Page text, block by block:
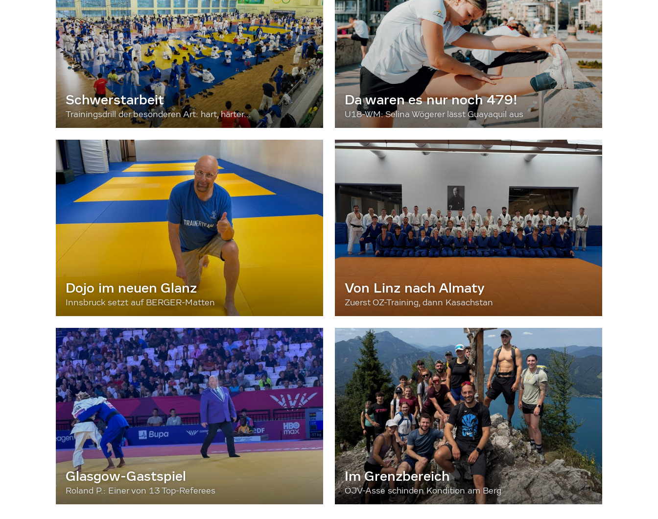
Schwerstarbeit
Trainingsdrill der besonderen Art: hart, härter...
Da waren es nur noch 479!
U18-WM: Selina Wögerer lässt Guayaquil aus
Dojo im neuen Glanz
Innsbruck setzt auf BERGER-Matten
Von Linz nach Almaty
Zuerst OZ-Training, dann Kasachstan
Glasgow-Gastspiel
Roland P.: Einer von 13 Top-Referees
Im Grenzbereich
ÖJV-Asse schinden Kondition am Berg